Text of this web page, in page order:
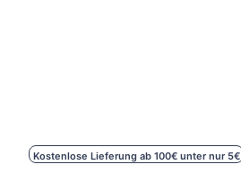
Kostenlose Lieferung ab 100€ unter nur 5€